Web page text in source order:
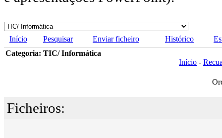
Início Pesquisar Enviar ficheiro Histórico
Categoria: TIC/ Informática
Início -
Ficheiros: